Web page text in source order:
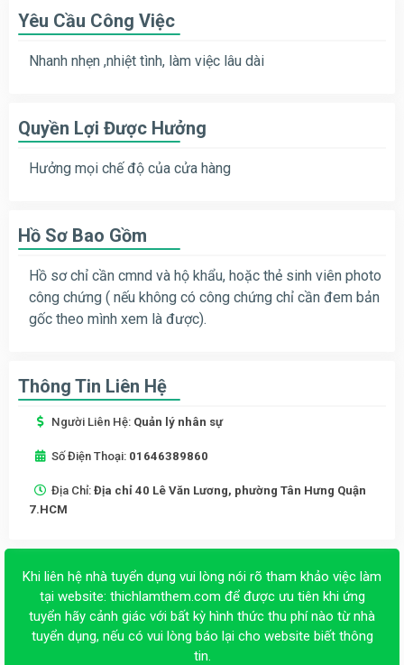
Yêu Cầu Công Việc
Nhanh nhẹn ,nhiệt tình, làm việc lâu dài
Quyền Lợi Được Hưởng
Hưởng mọi chế độ của cửa hàng
Hồ Sơ Bao Gồm
Hồ sơ chỉ cần cmnd và hộ khẩu, hoặc thẻ sinh viên photo
công chứng ( nếu không có công chứng chỉ cần đem bản
gốc theo mình xem là được).
Thông Tin Liên Hệ
Người Liên Hệ: Quản lý nhân sự
Số Điện Thoại: 01646389860
Địa Chỉ: Địa chỉ 40 Lê Văn Lương, phường Tân Hưng Quận
7.HCM
Khi liên hệ nhà tuyển dụng vui lòng nói rõ tham khảo việc làm
tại website: thichlamthem.com để được ưu tiên khi ứng
tuyển hãy cảnh giác với bất kỳ hình thức thu phí nào từ nhà
tuyển dụng, nếu có vui lòng báo lại cho website biết thông
tin.